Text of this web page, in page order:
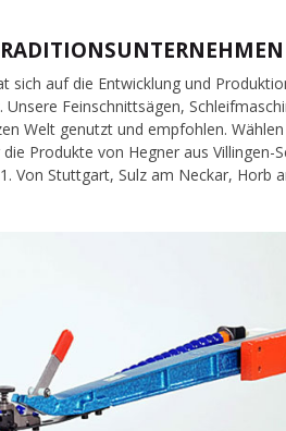
sich auf die Entwicklung und
Feinschnittsägen,
Welt genutzt und empfohlen.
Produkte von Hegner aus Villingen-
Von Stuttgart, Sulz am Neckar, Horb